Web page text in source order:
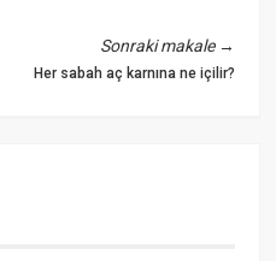
Sonraki makale→
Her sabah aç karnına ne içilir?